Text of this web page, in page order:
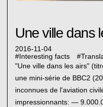
Une ville dans
2016-11-04
# Interesting facts #
"Une ville dans les airs"
une mini-série de BBC2
inconnues de l'aviation
impressionnants: —